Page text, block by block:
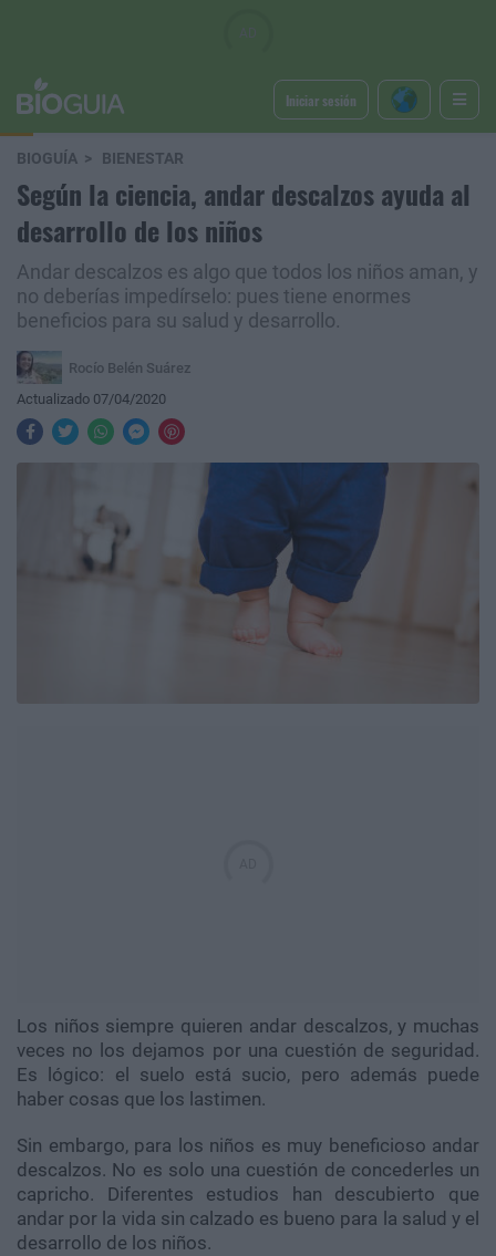
Iniciar sesión
BIOGUÍA BIENESTAR
Según la ciencia, andar descalzos ayuda al
desarrollo de los niños
Andar descalzos es algo que todos los niños aman, y
no deberías impedírselo: pues tiene enormes
beneficios para su salud y desarrollo.
Rocío Belén Suárez
Actualizado 07/04/2020
Los niños siempre quieren andar descalzos, y muchas
veces no los dejamos por una cuestión de seguridad.
Es lógico: el suelo está sucio, pero además puede
haber cosas que los lastimen.
Sin embargo, para los niños es muy beneficioso andar
descalzos. No es solo una cuestión de concederles un
capricho. Diferentes estudios han descubierto que
andar por la vida sin calzado es bueno para la salud y el
desarrollo de los niños.